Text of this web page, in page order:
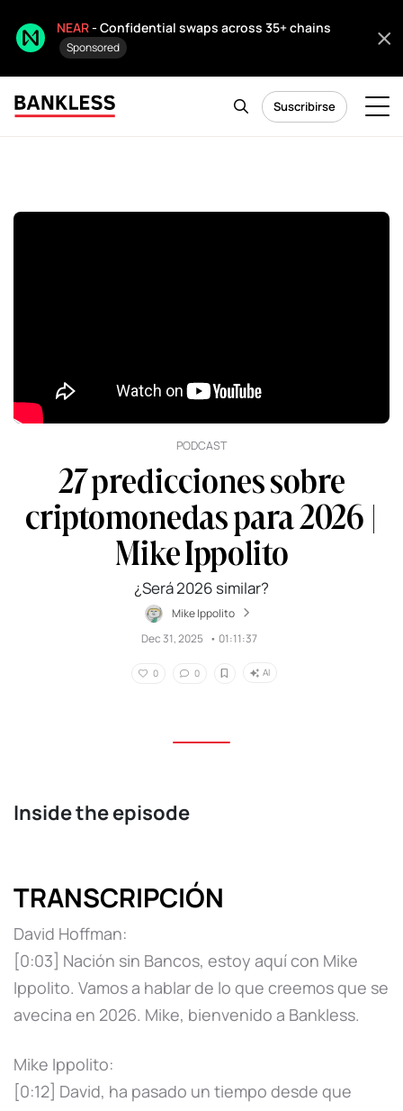
NEAR- Confidential swaps across 35+ chains
Sponsored
Suscribirse
PODCAST
27 predicciones sobre
criptomonedas para 2026 |
Mike Ippolito
¿Será 2026 similar?
Mike Ippolito
Dec 31, 2025 • 01:11:37
0 0 AI
Inside the episode
TRANSCRIPCIÓN
David Hoffman:
[0:03] Nación sin Bancos, estoy aquí con Mike
Ippolito. Vamos a hablar de lo que creemos que se
avecina en 2026. Mike, bienvenido a Bankless.
Mike Ippolito:
[0:12] David, ha pasado un tiempo desde que